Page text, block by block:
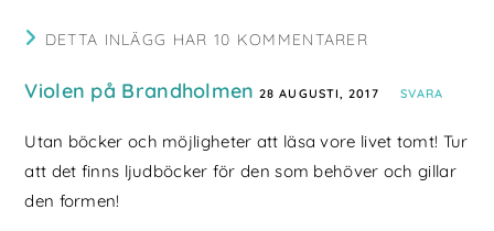
DETTA INLÄGG HAR 10 KOMMENTARER
Violen på Brandholmen 28 AUGUSTI, 2017 SVARA
Utan böcker och möjligheter att läsa vore livet tomt! Tur
att det finns ljudböcker för den som behöver och gillar
den formen!